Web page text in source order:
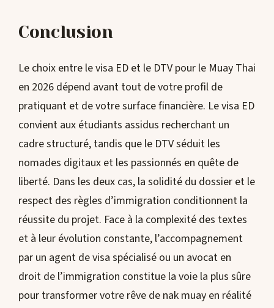
Conclusion
Le choix entre le visa ED et le DTV pour le Muay Thai
en 2026 dépend avant tout de votre profil de
pratiquant et de votre surface financière. Le visa ED
convient aux étudiants assidus recherchant un
cadre structuré, tandis que le DTV séduit les
nomades digitaux et les passionnés en quête de
liberté. Dans les deux cas, la solidité du dossier et le
respect des règles d’immigration conditionnent la
réussite du projet. Face à la complexité des textes
et à leur évolution constante, l’accompagnement
par un agent de visa spécialisé ou un avocat en
droit de l’immigration constitue la voie la plus sûre
pour transformer votre rêve de nak muay en réalité